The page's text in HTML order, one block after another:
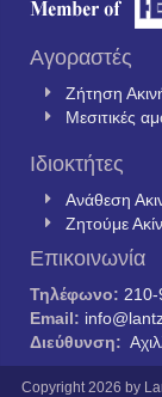
Αγοραστές
Ζήτηση
Μεσιτικές
Ιδιοκτήτες
Ανάθεση
Ζητούμε
Επικοινωνία
Τηλέφωνο: 210-
Email:
Διεύθυνση:
Copyright 2026 by